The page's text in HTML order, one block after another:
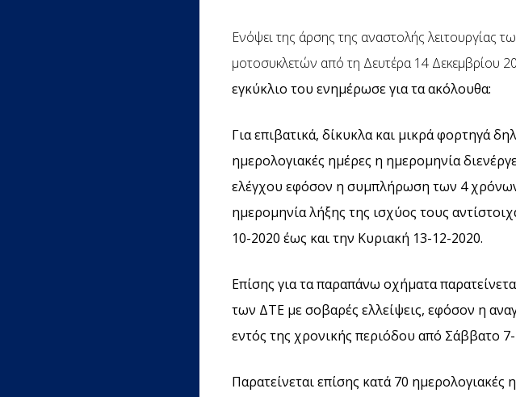
Ενόψει της άρσης της αναστολής
μοτοσυκλετών από τη Δευτέρα 14 Δεκεμβρίου
εγκύκλιο του ενημέρωσε για τα ακόλουθα:
Για επιβατικά, δίκυκλα και μικρά φορτηγά
ημερολογιακές ημέρες η ημερομηνία
ελέγχου εφόσον η συμπλήρωση των 4
ημερομηνία λήξης της ισχύος τους
10-2020 έως και την Κυριακή 13-12-2020.
Επίσης για τα παραπάνω οχήματα
των ΔΤΕ με σοβαρές ελλείψεις, εφόσον η
εντός της χρονικής περιόδου από Σάββατο
Παρατείνεται επίσης κατά 70